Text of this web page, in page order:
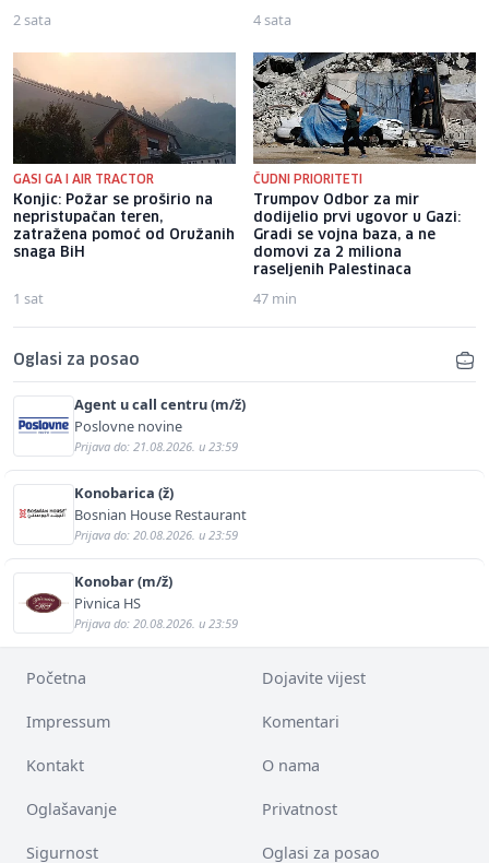
2 sata 4 sata
GASI GA I AIR TRACTOR
Konjic: Požar se proširio na
nepristupačan teren,
zatražena pomoć od Oružanih
snaga BiH
1 sat
ČUDNI PRIORITETI
Trumpov Odbor za mir
dodijelio prvi ugovor u Gazi:
Gradi se vojna baza, a ne
domovi za 2 miliona
raseljenih Palestinaca
47 min
Oglasi za posao
Agent u call centru (m/ž)
Poslovne novine
Prijava do: 21.08.2026. u 23:59
Konobarica (ž)
Bosnian House Restaurant
Prijava do: 20.08.2026. u 23:59
Konobar (m/ž)
Pivnica HS
Prijava do: 20.08.2026. u 23:59
Početna Dojavite vijest
Impressum Komentari
Kontakt O nama
Oglašavanje Privatnost
Sigurnost Oglasi za posao